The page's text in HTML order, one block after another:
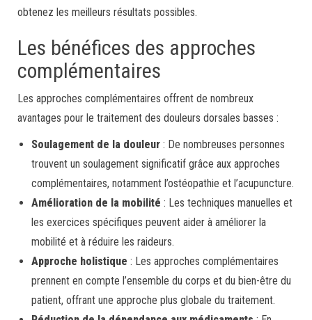
obtenez les meilleurs résultats possibles.
Les bénéfices des approches
complémentaires
Les approches complémentaires offrent de nombreux
avantages pour le traitement des douleurs dorsales basses :
Soulagement de la douleur : De nombreuses personnes
trouvent un soulagement significatif grâce aux approches
complémentaires, notamment l’ostéopathie et l’acupuncture.
Amélioration de la mobilité : Les techniques manuelles et
les exercices spécifiques peuvent aider à améliorer la
mobilité et à réduire les raideurs.
Approche holistique : Les approches complémentaires
prennent en compte l’ensemble du corps et du bien-être du
patient, offrant une approche plus globale du traitement.